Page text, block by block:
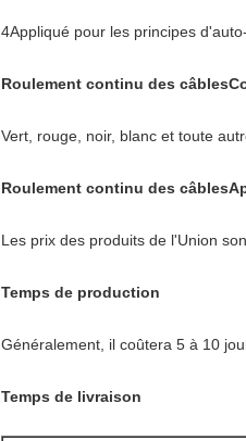
4Appliqué pour les principes
Roulement continu des câbles
Vert, rouge, noir, blanc et toute
Roulement continu des câbles
Les prix des produits de l'Union
Temps de production
Généralement, il coûtera 5 à 10
Temps de livraison